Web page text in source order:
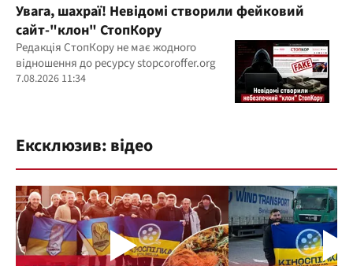
Увага, шахраї! Невідомі створили фейковий
сайт-"клон" СтопКору
Редакція СтопКору не має жодного
відношення до ресурсу stopcoroffer.org
7.08.2026 11:34
Ексклюзив: відео